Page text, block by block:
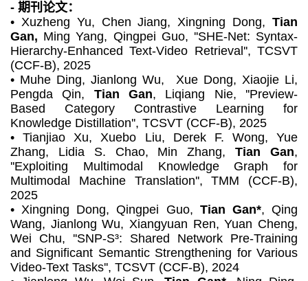
- 期刊论文：
• Xuzheng Yu, Chen Jiang, Xingning Dong, Tian
Gan, Ming Yang, Qingpei Guo, ''SHE-Net: Syntax-
Hierarchy-Enhanced Text-Video Retrieval'', TCSVT
(CCF-B), 2025
• Muhe Ding, Jianlong Wu, Xue Dong, Xiaojie Li,
Pengda Qin, Tian Gan, Liqiang Nie, ''Preview-
Based Category Contrastive Learning for
Knowledge Distillation'', TCSVT (CCF-B), 2025
• Tianjiao Xu, Xuebo Liu, Derek F. Wong, Yue
Zhang, Lidia S. Chao, Min Zhang,Tian Gan,
''Exploiting Multimodal Knowledge Graph for
Multimodal Machine Translation'',TMM (CCF-B),
2025
• Xingning Dong, Qingpei Guo, Tian Gan*, Qing
Wang, Jianlong Wu, Xiangyuan Ren, Yuan Cheng,
Wei Chu, ''SNP-S³: Shared Network Pre-Training
and Significant Semantic Strengthening for Various
Video-Text Tasks'', TCSVT (CCF-B), 2024